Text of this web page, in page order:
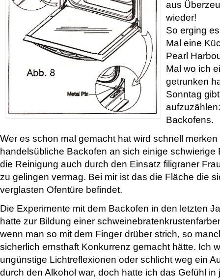
aus
wieder!
So erging
Mal eine
Pearl
Mal wo ich
getrunken
Sonntag
Backofens.
Wer es schon mal gemacht hat wird schnell
handelsübliche Backofen an sich einige schwierige
die Reinigung auch durch den Einsatz filigraner
zu gelingen vermag. Bei mir ist das die Fläche die
verglasten Ofentüre befindet.
Die Experimente mit dem Backofen in den letzten
hatte zur Bildung einer
wenn man so mit dem Finger drüber strich, so
sicherlich ernsthaft Konkurrenz gemacht hätte. Ich
ungünstige Lichtreflexionen oder schlicht weg ein
durch den Alkohol war, doch hatte ich das Gefühl